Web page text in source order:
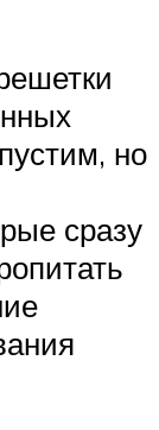
но
сразу